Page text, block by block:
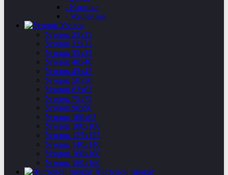
- Катанка
- Усиленная
Уголок
Уголок 25х25
Уголок 32х32
Уголок 35х35
Уголок 40х40
Уголок 45х45
Уголок 50х50
Уголок 63х63
Уголок 75х75
Уголок 90х90
Уголок 100х63
Уголок 100х100
Уголок 125х125
Уголок 140х140
Уголок 160х100
Уголок 160х160
Листовой прокат